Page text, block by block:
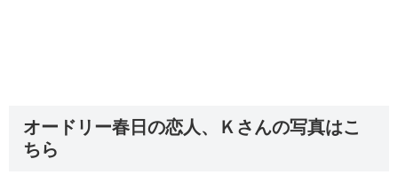
オードリー春日の恋人、Ｋさんの写真はこ
ちら